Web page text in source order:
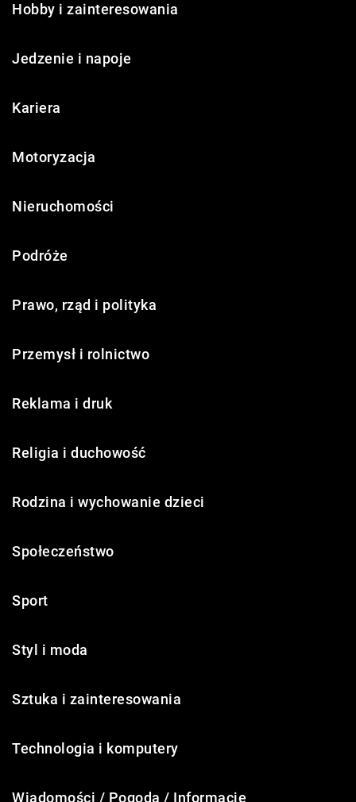
Hobby i zainteresowania
Jedzenie i napoje
Kariera
Motoryzacja
Nieruchomości
Podróże
Prawo, rząd i polityka
Przemysł i rolnictwo
Reklama i druk
Religia i duchowość
Rodzina i wychowanie dzieci
Społeczeństwo
Sport
Styl i moda
Sztuka i zainteresowania
Technologia i komputery
Wiadomości / Pogoda / Informacje